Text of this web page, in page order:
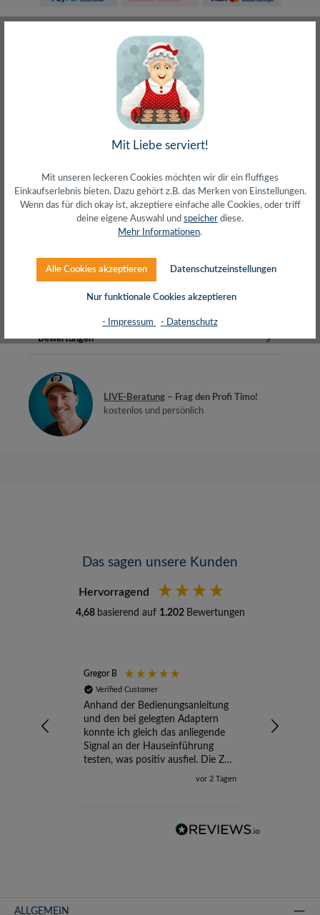
meist direkt aus Waiblingen
30 Tage Rückgaberecht
ohne Risiko bestellen
– Frag den Profi!
kostenlos und persönlich
Über 20+ Jahre Erfahrung
wir wissen von was wir sprechen
komfortablere Betrachtung…
Bewertungen
LIVE-Beratung – Frag den Profi Timo!
kostenlos und persönlich
Das sagen unsere Kunden
Hervorragend
4,68 basierend auf 1.202 Bewertungen
Gregor B
Verified Customer
Anhand der Bedienungsanleitung
und den bei gelegten Adaptern
konnte ich gleich das anliegende
Signal an der Hauseinführung
testen, was positiv ausfiel. Die Zeit
der Ungewissheit ist jetzt vorbei,
vor 2 Tagen
ALLGEMEIN
Mit Liebe serviert!
Mit unseren leckeren Cookies möchten wir dir ein fluffiges
Einkaufserlebnis bieten. Dazu gehört z.B. das Merken von Einstellungen.
Wenn das für dich okay ist, akzeptiere einfache alle Cookies, oder triff
deine eigene Auswahl und speicher diese.
Mehr Informationen.
Alle Cookies akzeptieren Datenschutzeinstellungen
Nur funktionale Cookies akzeptieren
- Impressum - Datenschutz